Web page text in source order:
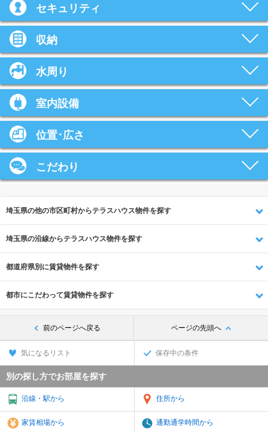
セキュリティ
収納
水周り
室内設備
位置･広さ
こだわり
埼玉県の他の市区町村からテラスハウス物件を探す
埼玉県の沿線からテラスハウス物件を探す
都道府県別に賃貸物件を探す
都市にこだわって賃貸物件を探す
前のページへ戻る ページの先頭へ
気になるリスト 保存中の条件
別の探し方でお部屋を探す
沿線・駅から 住所から
家賃相場から 通勤通学時間から